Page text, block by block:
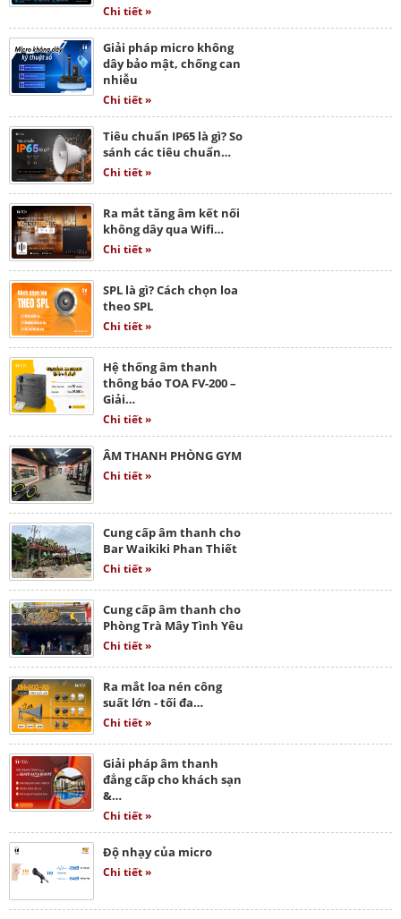
Chi tiết »
Giải pháp micro không
dây bảo mật, chống can
nhiễu
Chi tiết »
Tiêu chuẩn IP65 là gì? So
sánh các tiêu chuẩn…
Chi tiết »
Ra mắt tăng âm kết nối
không dây qua Wifi…
Chi tiết »
SPL là gì? Cách chọn loa
theo SPL
Chi tiết »
Hệ thống âm thanh
thông báo TOA FV-200 –
Giải…
Chi tiết »
ÂM THANH PHÒNG GYM
Chi tiết »
Cung cấp âm thanh cho
Bar Waikiki Phan Thiết
Chi tiết »
Cung cấp âm thanh cho
Phòng Trà Mây Tình Yêu
Chi tiết »
Ra mắt loa nén công
suất lớn - tối đa…
Chi tiết »
Giải pháp âm thanh
đẳng cấp cho khách sạn
&…
Chi tiết »
Độ nhạy của micro
Chi tiết »